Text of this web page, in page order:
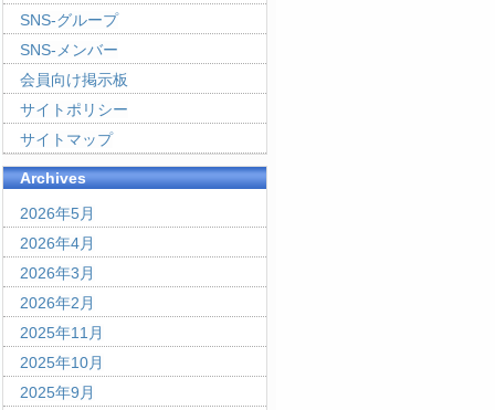
SNS-グループ
SNS-メンバー
会員向け掲示板
サイトポリシー
サイトマップ
Archives
2026年5月
2026年4月
2026年3月
2026年2月
2025年11月
2025年10月
2025年9月